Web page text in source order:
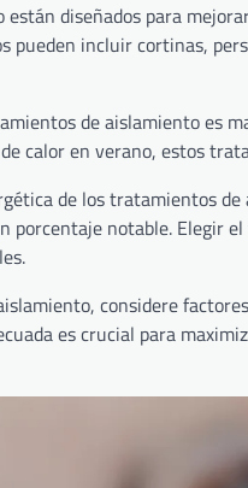
diseñados para
pueden incluir cortinas,
de aislamiento es
calor en verano, estos
de los tratamientos
porcentaje notable. Elegir
considere
es crucial para